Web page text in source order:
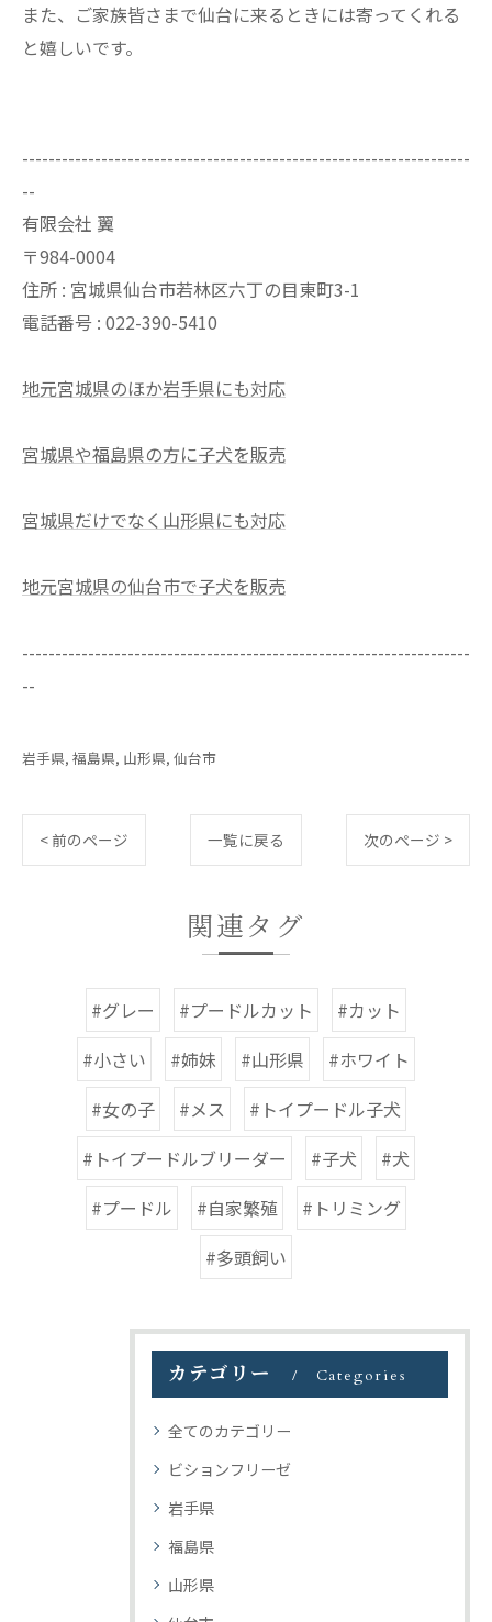
また、ご家族皆さまで仙台に来るときには寄ってくれる
と嬉しいです。
--------------------------------------------------------------------
--
有限会社 翼
〒984-0004
住所 : 宮城県仙台市若林区六丁の目東町3-1
電話番号 : 022-390-5410
地元宮城県のほか岩手県にも対応
宮城県や福島県の方に子犬を販売
宮城県だけでなく山形県にも対応
地元宮城県の仙台市で子犬を販売
--------------------------------------------------------------------
--
岩手県 福島県 山形県 仙台市
< 前のページ 一覧に戻る 次のページ >
関連タグ
#グレー #プードルカット
#カット
#小さい
#姉妹 #山形県
#ホワイト
#女の子
#メス
#トイプードル子犬
#トイプードルブリーダー
#子犬
#犬
#プードル
#自家繁殖
#トリミング
#多頭飼い
カテゴリー Categories
全てのカテゴリー
ビションフリーゼ
岩手県
福島県
山形県